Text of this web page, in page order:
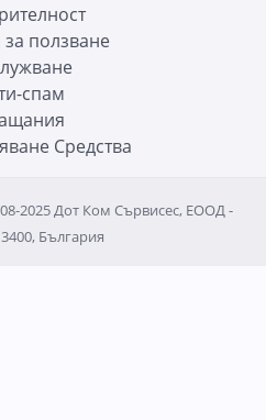
ползване
спам
Средства
2025 Дот Ком Сървисес, ЕООД -
България